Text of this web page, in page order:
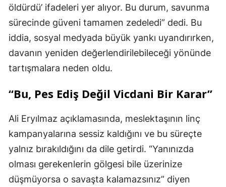
öldürdü’ ifadeleri yer alıyor. Bu durum, savunma
sürecinde güveni tamamen zedeledi” dedi. Bu
iddia, sosyal medyada büyük yankı uyandırırken,
davanın yeniden değerlendirilebileceği yönünde
tartışmalara neden oldu.
“Bu, Pes Ediş Değil Vicdani Bir Karar”
Ali Eryılmaz açıklamasında, meslektaşının linç
kampanyalarına sessiz kaldığını ve bu süreçte
yalnız bırakıldığını da dile getirdi. “Yanınızda
olması gerekenlerin gölgesi bile üzerinize
düşmüyorsa o savaşta kalamazsınız” diyen